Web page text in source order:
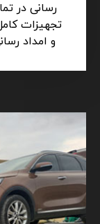
رسانی در
تجهیزات
و امداد